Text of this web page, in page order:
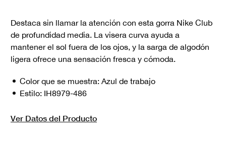
Destaca sin llamar la atención con esta gorra Nike Club
de profundidad media. La visera curva ayuda a
mantener el sol fuera de los ojos, y la sarga de algodón
ligera ofrece una sensación fresca y cómoda.
Color que se muestra: Azul de trabajo
Estilo: IH8979-486
Ver Datos del Producto